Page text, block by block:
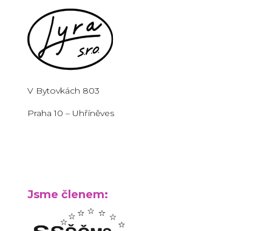
V Bytovkách 803
Praha 10 – Uhříněves
Jsme členem: